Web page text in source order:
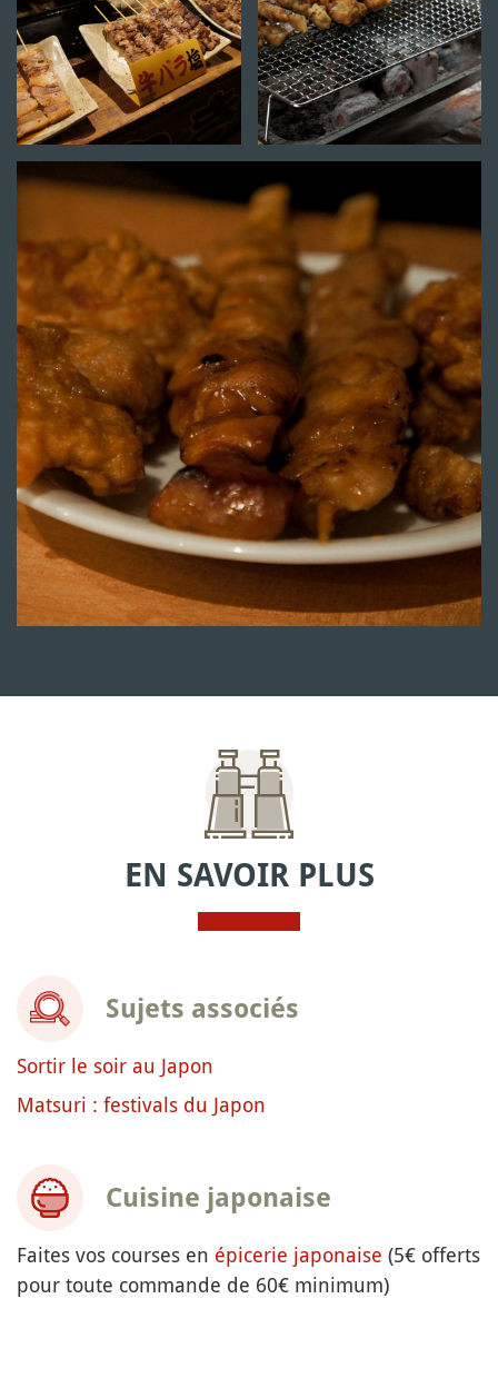
EN SAVOIR PLUS
Sujets associés
Sortir le soir au Japon
Matsuri : festivals du Japon
Cuisine japonaise
Faites vos courses en épicerie japonaise (5€ offerts
pour toute commande de 60€ minimum)